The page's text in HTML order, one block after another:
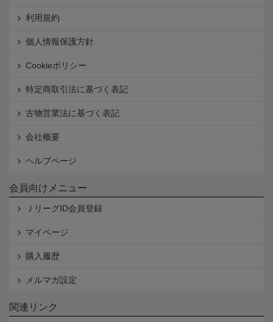
利用規約
個人情報保護方針
Cookieポリシー
特定商取引法に基づく表記
古物営業法に基づく表記
会社概要
ヘルプページ
会員向けメニュー
ＪリーグID会員登録
マイページ
購入履歴
メルマガ設定
関連リンク